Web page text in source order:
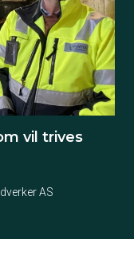
vil trives
AS